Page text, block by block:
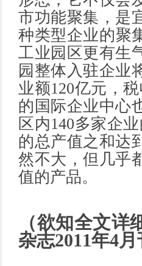
市功能聚集，是
种类型企业的聚
工业园区更有生
园整体入驻企业
业额120亿元，
的国际企业中心
区内140多家企
的总产值之和达
然不大，但几乎
值的产品。
（欲知全文
杂志2011年4月